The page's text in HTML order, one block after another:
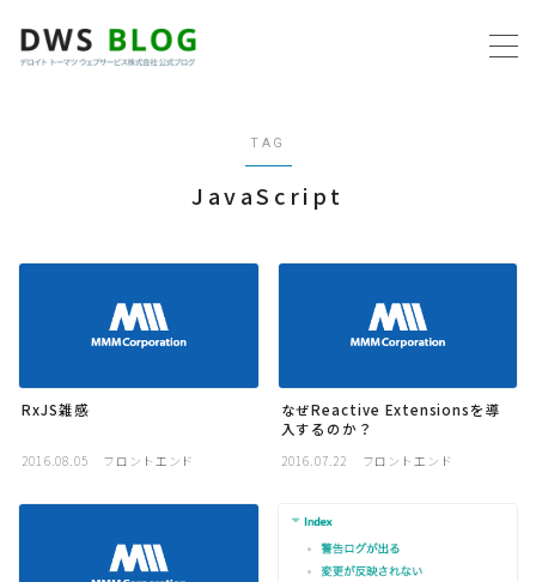
TAG
JavaScript
RxJS雑感
2016.08.05 フロントエンド
なぜReactive Extensionsを導
入するのか？
2016.07.22 フロントエンド